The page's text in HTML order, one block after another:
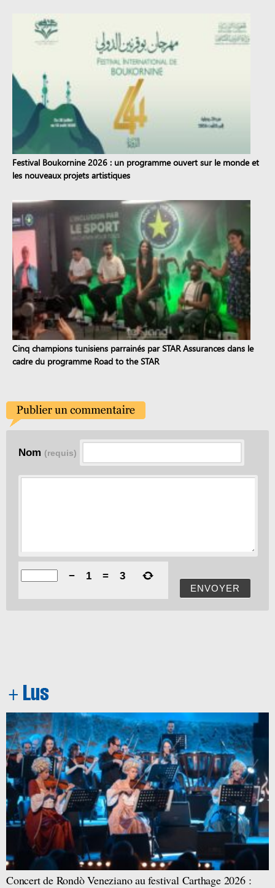
Festival Boukornine 2026 : un programme ouvert sur le monde et
les nouveaux projets artistiques
Cinq champions tunisiens parrainés par STAR Assurances dans le
cadre du programme Road to the STAR
Nom (requis)
ENVOYER
− 1 = 3
Concert de Rondò Veneziano au festival Carthage 2026 :